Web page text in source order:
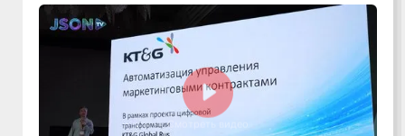
Смотреть видео